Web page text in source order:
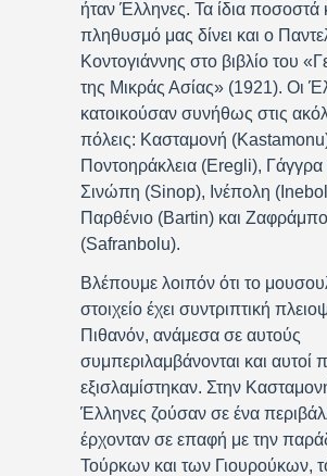
ήταν Έλληνες. Τα ίδια ποσοστά
πληθυσμό μας δίνει και ο
Κοντογιάννης στο βιβλίο του
της Μικράς Ασίας» (1921). Οι
κατοικούσαν συνήθως στις
πόλεις: Κασταμονή
Ποντοηράκλεια (Eregli),
Σινώπη (Sinop), Ινέπολη
Παρθένιο (Bartin) και
(Safranbolu).
Βλέπουμε λοιπόν ότι το
στοιχείο έχει συντριπτική
Πιθανόν, ανάμεσα σε αυτούς
συμπεριλαμβάνονται και αυτοί
εξισλαμίστηκαν. Στην
Έλληνες ζούσαν σε ένα
έρχονταν σε επαφή με την
Τούρκων και των Γιουρούκων,